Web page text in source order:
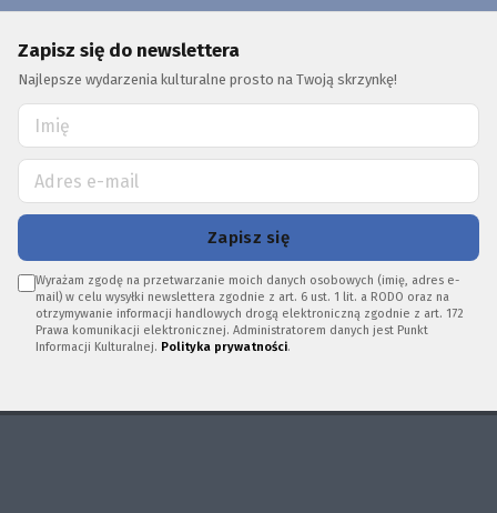
Zapisz się do newslettera
Najlepsze wydarzenia kulturalne prosto na Twoją skrzynkę!
Zapisz się
Wyrażam zgodę na przetwarzanie moich danych osobowych (imię, adres e-
mail) w celu wysyłki newslettera zgodnie z art. 6 ust. 1 lit. a RODO oraz na
otrzymywanie informacji handlowych drogą elektroniczną zgodnie z art. 172
Prawa komunikacji elektronicznej. Administratorem danych jest Punkt
Informacji Kulturalnej. Polityka prywatności.